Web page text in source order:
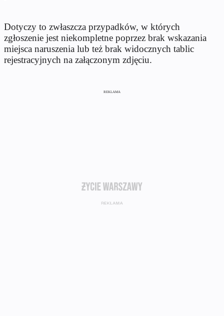
Dotyczy to zwłaszcza przypadków, w których
zgłoszenie jest niekompletne poprzez brak wskazania
miejsca naruszenia lub też brak widocznych tablic
rejestracyjnych na załączonym zdjęciu.
REKLAMA